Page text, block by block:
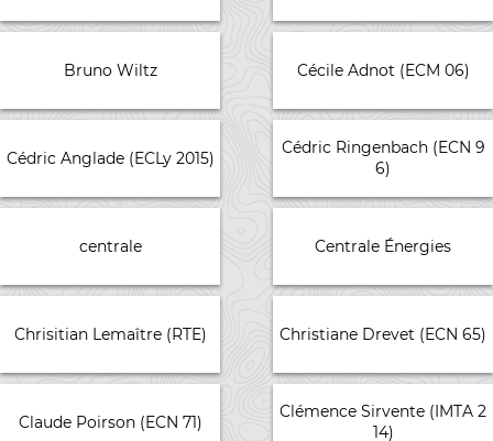
Bruno Wiltz Cécile Adnot (ECM 06)
Cédric Anglade (ECLy 2015)
Cédric Ringenbach (ECN 9
6)
centrale Centrale Énergies
Chrisitian Lemaître (RTE) Christiane Drevet (ECN 65)
Claude Poirson (ECN 71)
Clémence Sirvente (IMTA 2
14)